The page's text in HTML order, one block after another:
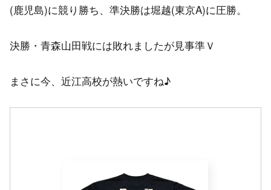
(鹿児島)に競り勝ち、準決勝は堀越(東京A)に圧勝。
決勝・青森山田戦には敗れましたが見事準Ｖ
まさに今、近江高校が熱いですね♪